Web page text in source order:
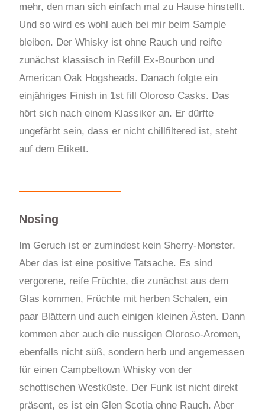
mehr, den man sich einfach mal zu Hause hinstellt.
Und so wird es wohl auch bei mir beim Sample
bleiben. Der Whisky ist ohne Rauch und reifte
zunächst klassisch in Refill Ex-Bourbon und
American Oak Hogsheads. Danach folgte ein
einjähriges Finish in 1st fill Oloroso Casks. Das
hört sich nach einem Klassiker an. Er dürfte
ungefärbt sein, dass er nicht chillfiltered ist, steht
auf dem Etikett.
Nosing
Im Geruch ist er zumindest kein Sherry-Monster.
Aber das ist eine positive Tatsache. Es sind
vergorene, reife Früchte, die zunächst aus dem
Glas kommen, Früchte mit herben Schalen, ein
paar Blättern und auch einigen kleinen Ästen. Dann
kommen aber auch die nussigen Oloroso-Aromen,
ebenfalls nicht süß, sondern herb und angemessen
für einen Campbeltown Whisky von der
schottischen Westküste. Der Funk ist nicht direkt
präsent, es ist ein Glen Scotia ohne Rauch. Aber